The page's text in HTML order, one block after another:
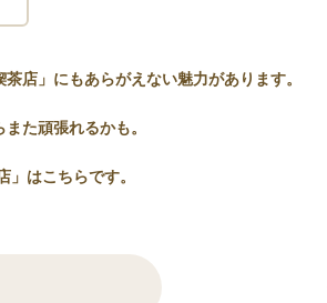
店」にもあらがえない魅力があります。
た頑張れるかも。
はこちらです。